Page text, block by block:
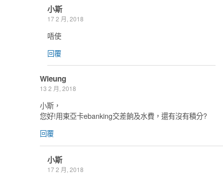
小斯
17 2 月, 2018
唔使
回覆
Wleung
13 2 月, 2018
小斯，
您好!用東亞卡ebanking交差餉及水費，還有沒有積分?
回覆
小斯
17 2 月, 2018